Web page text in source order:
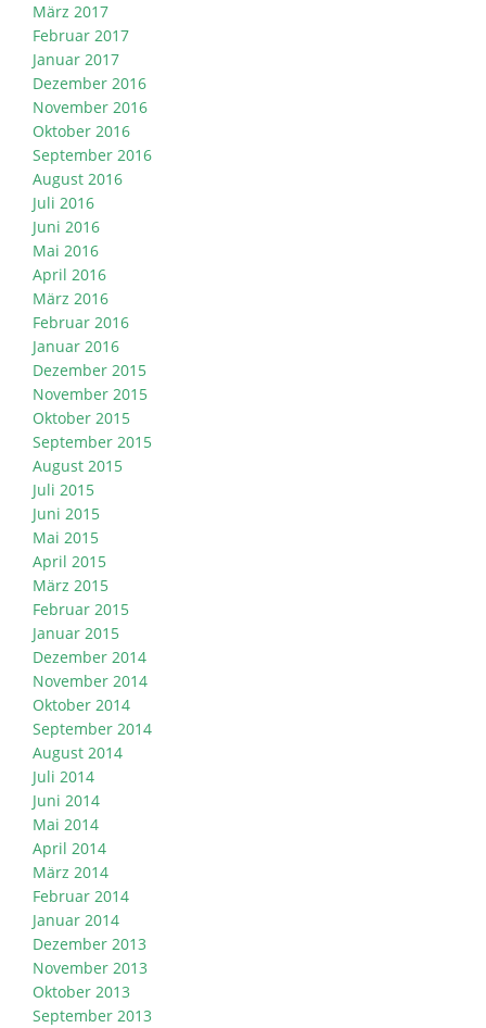
März 2017
Februar 2017
Januar 2017
Dezember 2016
November 2016
Oktober 2016
September 2016
August 2016
Juli 2016
Juni 2016
Mai 2016
April 2016
März 2016
Februar 2016
Januar 2016
Dezember 2015
November 2015
Oktober 2015
September 2015
August 2015
Juli 2015
Juni 2015
Mai 2015
April 2015
März 2015
Februar 2015
Januar 2015
Dezember 2014
November 2014
Oktober 2014
September 2014
August 2014
Juli 2014
Juni 2014
Mai 2014
April 2014
März 2014
Februar 2014
Januar 2014
Dezember 2013
November 2013
Oktober 2013
September 2013